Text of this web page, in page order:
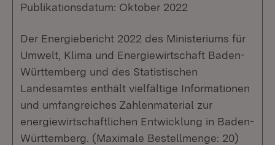
Publikationsdatum: Oktober 2022
Der Energiebericht 2022 des Ministeriums für
Umwelt, Klima und Energiewirtschaft Baden-
Württemberg und des Statistischen
Landesamtes enthält vielfältige Informationen
und umfangreiches Zahlenmaterial zur
energiewirtschaftlichen Entwicklung in Baden-
Württemberg. (Maximale Bestellmenge: 20)